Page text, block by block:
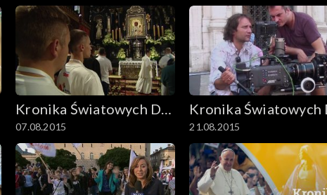
Kronika Światowych Dni
Młodzieży
07.08.2015
Kronika Światowych
Młodzieży
21.08.2015